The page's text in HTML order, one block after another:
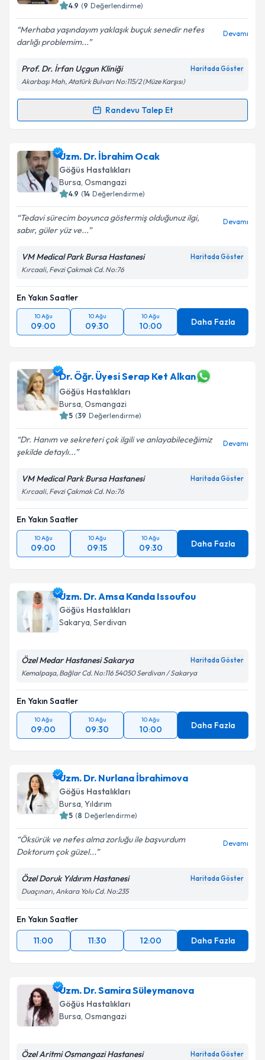
Kişisel verilerimin işlenmesine ilişkinAydınlatma
Metni'ni okudum ve kişisel verilerimin belirtilen
4.9 (9 Değerlendirme)
Merhaba yaşındayım yaklaşık buçuk senedir nefes
darlığı problemim...
Devamı
Prof. Dr. İrfan Uçgun Kliniği Haritada Göster
Akarbaşı Mah, Atatürk Bulvarı No:115/2 (Müze Karşısı)
Randevu Talep Et
Randevu Takvimi Talebi
Prof. Dr. İrfan UÇGUNiçin randevu takvimi talebi
oluşturun. Size bu uzmandan randevu almanız için bir
takvim hazırlandığında e-posta ile bilgilendireceğiz.
Kişisel verilerimin işlenmesine ilişkin
Aydınlatma
Metni'ni okudum ve kişisel verilerimin belirtilen
kapsamda işlenmesini kabul ediyorum.
Takvim Talebini Gönder
Uzm. Dr. İbrahim Ocak
Göğüs Hastalıkları
Bursa, Osmangazi
4.9 (14 Değerlendirme)
Tedavi sürecim boyunca göstermiş olduğunuz ilgi,
sabır, güler yüz ve...
Devamı
VM Medical Park Bursa Hastanesi Haritada Göster
Kırcaali, Fevzi Çakmak Cd. No:76
En Yakın Saatler
10 Ağu
09:00
10 Ağu
09:30
10 Ağu
10:00 Daha Fazla
Dr. Öğr. Üyesi Serap Ket Alkan
Göğüs Hastalıkları
Bursa, Osmangazi
5 (39 Değerlendirme)
Dr. Hanım ve sekreteri çok ilgili ve anlayabileceğimiz
şekilde detaylı...
Devamı
VM Medical Park Bursa Hastanesi Haritada Göster
Kırcaali, Fevzi Çakmak Cd. No:76
En Yakın Saatler
10 Ağu
09:00
10 Ağu
09:15
10 Ağu
09:30 Daha Fazla
Uzm. Dr. Amsa Kanda Issoufou
Göğüs Hastalıkları
Sakarya, Serdivan
Özel Medar Hastanesi Sakarya Haritada Göster
Kemalpaşa, Bağlar Cd. No:116 54050 Serdivan / Sakarya
En Yakın Saatler
10 Ağu
09:00
10 Ağu
09:30
10 Ağu
10:00 Daha Fazla
Uzm. Dr. Nurlana İbrahimova
Göğüs Hastalıkları
Bursa, Yıldırım
5 (8 Değerlendirme)
Öksürük ve nefes alma zorluğu ile başvurdum
Doktorum çok güzel...
Devamı
Özel Doruk Yıldırım Hastanesi Haritada Göster
Duaçınarı, Ankara Yolu Cd. No:235
En Yakın Saatler
11:00
11:30 12:00 Daha Fazla
Uzm. Dr. Samira Süleymanova
Göğüs Hastalıkları
Bursa, Osmangazi
Özel Aritmi Osmangazi Hastanesi Haritada Göster